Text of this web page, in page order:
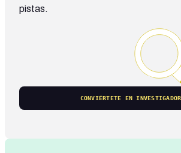
pistas.
CONVIÉRTETE EN INVESTIGADOR